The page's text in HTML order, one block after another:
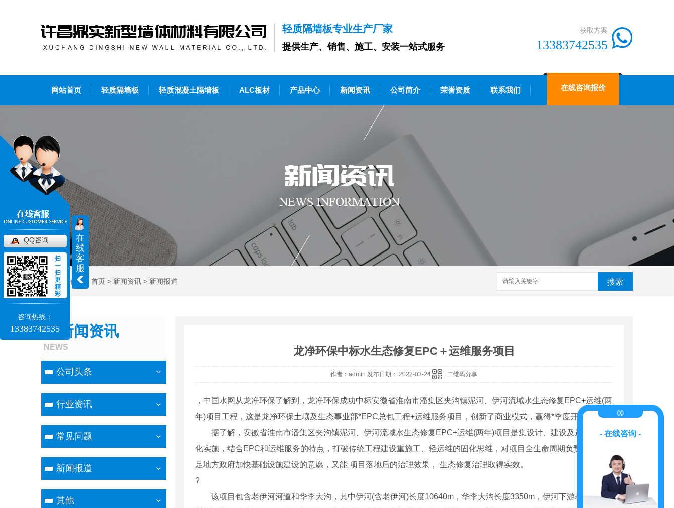
轻质隔墙板专业生产厂家
提供生产、销售、施工、安装一站式服务
获取方案
13383742535
网站首页 轻质隔墙板 轻质混凝土隔墙板 ALC板材 产品中心 新闻资讯 公司简介 荣誉资质 联系我们 在线咨询报价
当前位置： 首页 > 新闻资讯 > 新闻报道 搜索
新闻资讯
NEWS
公司头条
行业资讯
常见问题
新闻报道
其他
龙净环保中标水生态修复EPC＋运维服务项目
作者：admin 发布日期： 2022-03-24 二维码分享
，中国水网从龙净环保了解到，龙净环保成功中标安徽省淮南市潘集区夹沟镇泥河、伊河流域水生态修复EPC+运维(两
年)项目工程，这是龙净环保土壤及生态事业部*EPC总包工程+运维服务项目，创新了商业模式，赢得*季度开门红。
据了解，安徽省淮南市潘集区夹沟镇泥河、伊河流域水生态修复EPC+运维(两年)项目是集设计、建设及运维一体
化实施，结合EPC和运维服务的特点，打破传统工程建设重施工、轻运维的固化思维，对项目全生命周期负责，既满
足地方政府加快基础设施建设的意愿，又能 项目落地后的治理效果， 生态修复治理取得实效。
?
该项目包含老伊河河道和华李大沟，其中伊河(含老伊河)长度10640m，华李大沟长度3350m，伊河下游表流人工
在
线
客
服
QQ咨询
扫
一
扫
更
精
彩
咨询热线：
13383742535
- 在线咨询 -